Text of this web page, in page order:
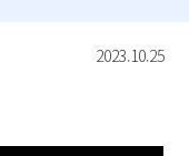
2023.10.25